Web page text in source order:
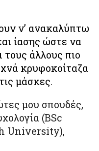
ν’ ανακαλύπτω
ίασης ώστε να
άλλους πιο
κρυφοκοίταζα
μάσκες.
μου σπουδές,
(BSc
University),